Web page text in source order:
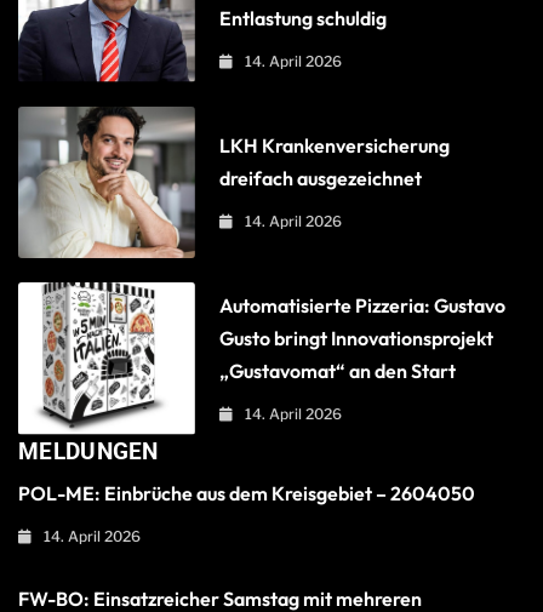
Entlastung schuldig
14. April 2026
LKH Krankenversicherung
dreifach ausgezeichnet
14. April 2026
Automatisierte Pizzeria: Gustavo
Gusto bringt Innovationsprojekt
„Gustavomat“ an den Start
14. April 2026
MELDUNGEN
POL-ME: Einbrüche aus dem Kreisgebiet – 2604050
14. April 2026
FW-BO: Einsatzreicher Samstag mit mehreren